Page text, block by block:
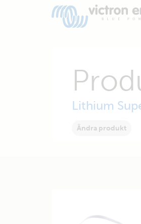
Lithium
Ändra produkt